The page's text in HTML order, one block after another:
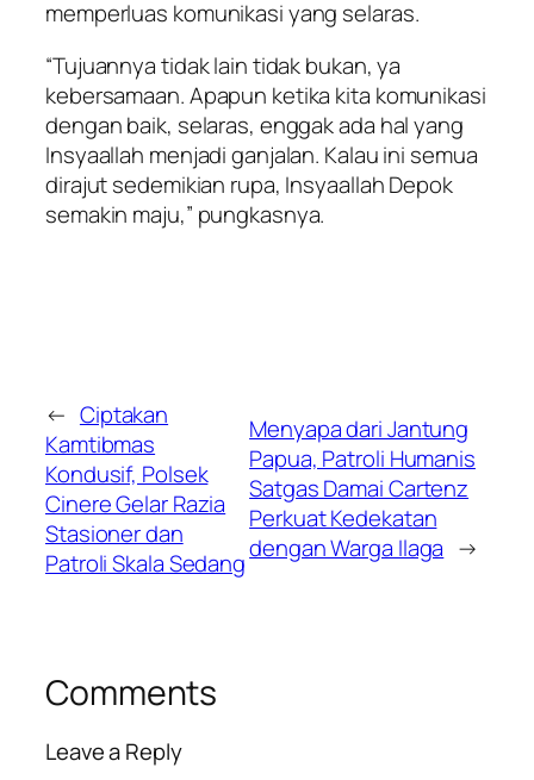
memperluas komunikasi yang selaras.
“Tujuannya tidak lain tidak bukan, ya
kebersamaan. Apapun ketika kita komunikasi
dengan baik, selaras, enggak ada hal yang
Insyaallah menjadi ganjalan. Kalau ini semua
dirajut sedemikian rupa, Insyaallah Depok
semakin maju,” pungkasnya.
← Ciptakan
Kamtibmas
Kondusif, Polsek
Cinere Gelar Razia
Stasioner dan
Patroli Skala Sedang
Menyapa dari Jantung
Papua, Patroli Humanis
Satgas Damai Cartenz
Perkuat Kedekatan
dengan Warga Ilaga →
Comments
Leave a Reply